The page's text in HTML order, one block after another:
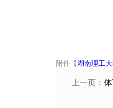
附件【湖南理工
上一页：